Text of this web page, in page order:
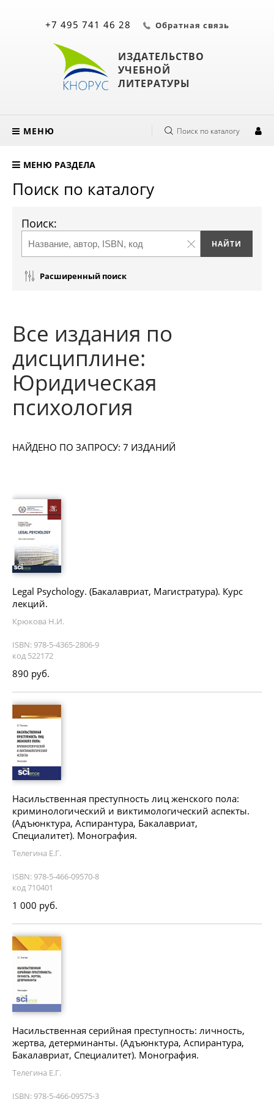
ИЗДАТЕЛЬСТВО
УЧЕБНОЙ
ЛИТЕРАТУРЫ
+7 495 741 46 28 Обратная связь
МЕНЮ Поиск по каталогу
МЕНЮ РАЗДЕЛА
Поиск по каталогу
Поиск:
Расширенный поиск
Все издания по
дисциплине:
Юридическая
психология
НАЙДЕНО ПО ЗАПРОСУ: 7 ИЗДАНИЙ
Legal Psychology. (Бакалавриат, Магистратура). Курс
лекций.
Крюкова Н.И.
ISBN: 978-5-4365-2806-9
код 522172
890 руб.
Насильственная преступность лиц женского пола:
криминологический и виктимологический аспекты.
(Адъюнктура, Аспирантура, Бакалавриат,
Специалитет). Монография.
Телегина Е.Г.
ISBN: 978-5-466-09570-8
код 710401
1 000 руб.
Насильственная серийная преступность: личность,
жертва, детерминанты. (Адъюнктура, Аспирантура,
Бакалавриат, Специалитет). Монография.
Телегина Е.Г.
ISBN: 978-5-466-09575-3